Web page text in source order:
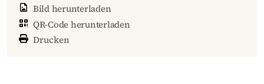
Bild herunterladen
QR-Code herunterladen
Drucken